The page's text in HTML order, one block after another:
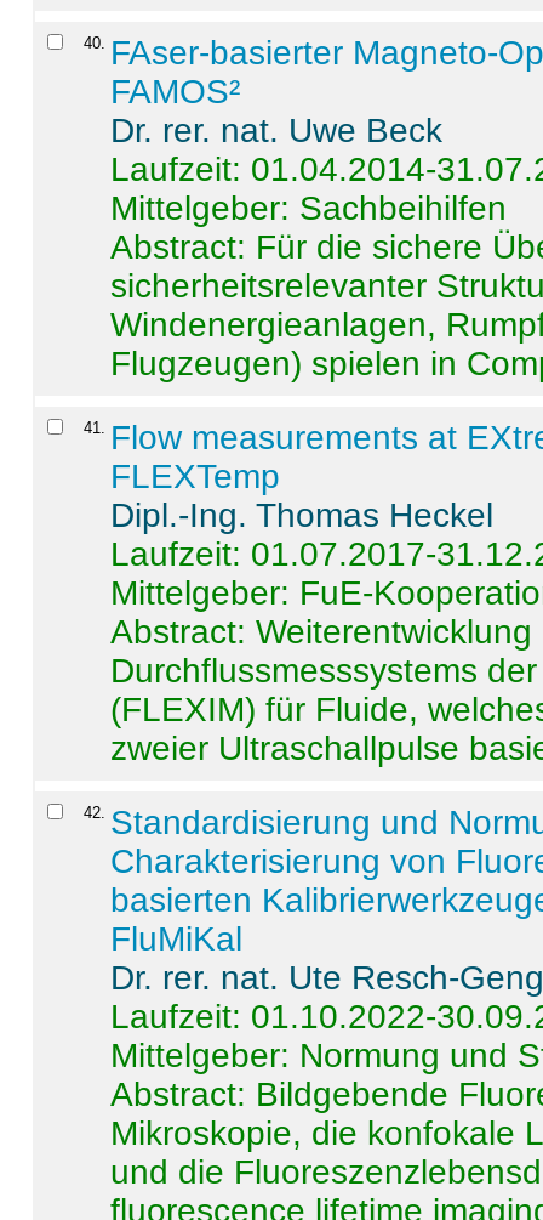
40. FAser-basierter Magneto-
FAMOS²
Dr. rer. nat. Uwe Beck
Laufzeit: 01.04.2014-
Mittelgeber: Sachbeihilfen
Abstract: Für die sichere
sicherheitsrelevanter
Windenergieanlagen,
Flugzeugen) spielen in
41. Flow measurements at
FLEXTemp
Dipl.-Ing. Thomas Heckel
Laufzeit: 01.07.2017-
Mittelgeber: FuE-
Abstract:
Durchflussmesssystems
(FLEXIM) für Fluide,
zweier Ultraschallpulse
42. Standardisierung und
Charakterisierung von
basierten
FluMiKal
Dr. rer. nat. Ute Resch-
Laufzeit: 01.10.2022-
Mittelgeber: Normung und
Abstract: Bildgebende
Mikroskopie, die konfokale
und die
fluorescence lifetime